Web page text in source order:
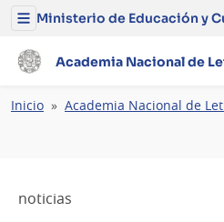
Menú
Ministerio
de
y
Cultura
Ministerio de Educación y
Academia Nacional de
Ruta
Inicio Academia Nacional de
noticias